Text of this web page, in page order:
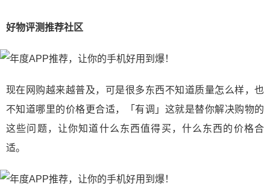
好物评测推荐社区
现在网购越来越普及，可是很多东西不知道质量怎么样，也
不知道哪里的价格更合适，「有调」这就是替你解决购物的
这些问题，让你知道什么东西值得买，什么东西的价格合
适。